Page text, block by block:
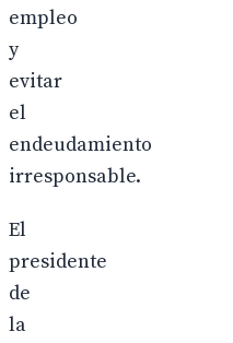
empleo
y
evitar
el
endeudamiento
irresponsable.
El
presidente
de
la